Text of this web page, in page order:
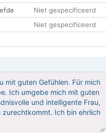
Niet gespecificeerd
Niet gespecificeerd
mit guten Gefühlen. Für mich
Ich umgebe mich mit guten
und intelligente Frau,
Ich bin ehrlich